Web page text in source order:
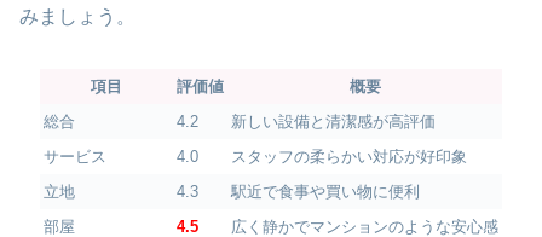
みましょう。
項目 評価値
概要
総合
4.2
新しい設備と清潔感が高評価
サービス
4.0
スタッフの柔らかい対応が好印象
立地
4.3
駅近で食事や買い物に便利
部屋
4.5
広く静かでマンションのような安心感